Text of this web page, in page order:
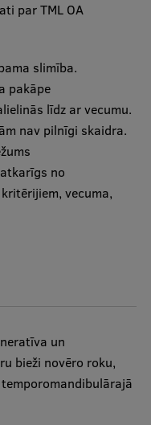
par TML OA
slimība.
pakāpe
līdz ar vecumu.
nav pilnīgi skaidra.
no
vecuma,
un
bieži novēro roku,